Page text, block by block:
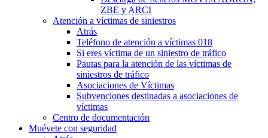
ZBE y ARCI
Atención a víctimas de siniestros
Atrás
Teléfono de atención a víctimas 018
Si eres víctima de un siniestro de tráfico
Pautas para la atención de las víctimas de
siniestros de tráfico
Asociaciones de Víctimas
Subvenciones destinadas a asociaciones de
víctimas
Centro de documentación
Muévete con seguridad